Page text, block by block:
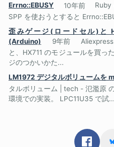
Errno::EBUSY
10年前
SPP を使おうとすると
歪みゲージ(ロードセル)と
(Arduino)
9年前
と、HX711 のモジュールを買っ
ジのつかいかた...
LM1972 デジタルボリュームを
タルボリューム | tech - 氾濫原
環境での実装。 LPC11U35 で試...